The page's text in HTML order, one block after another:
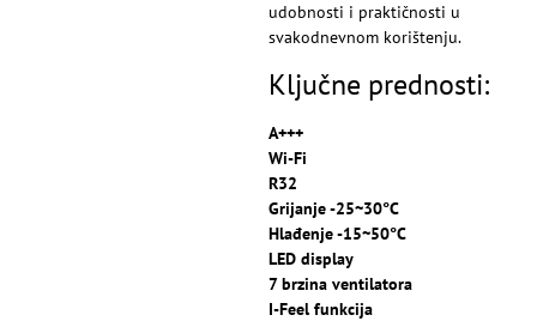
udobnosti i praktičnosti u
svakodnevnom korištenju.
Ključne prednosti:
A+++
Wi-Fi
R32
Grijanje -25~30°C
Hlađenje -15~50°C
LED display
7 brzina ventilatora
I-Feel funkcija